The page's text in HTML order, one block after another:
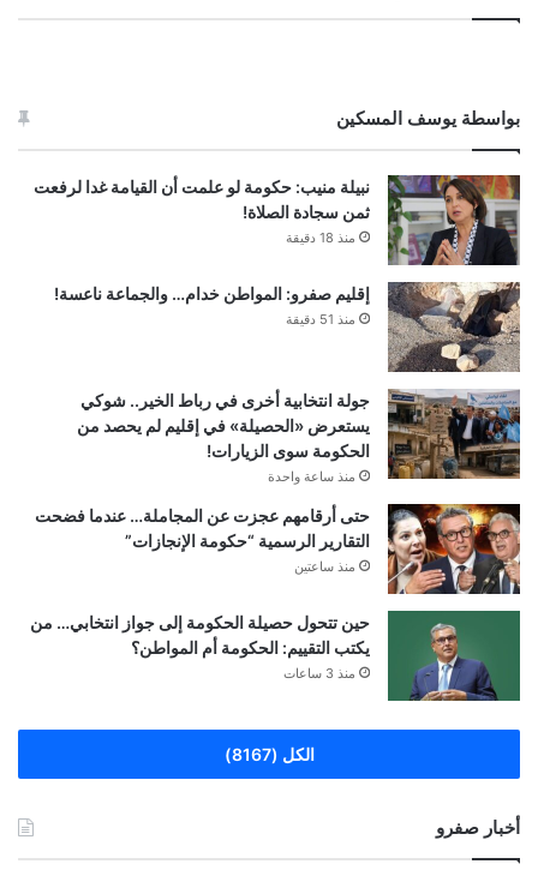
بواسطة يوسف المسكين
نبيلة منيب: حكومة لو علمت أن القيامة غدا لرفعت
ثمن سجادة الصلاة!
منذ 18 دقيقة
إقليم صفرو: المواطن خدام… والجماعة ناعسة!
منذ 51 دقيقة
جولة انتخابية أخرى في رباط الخير.. شوكي
يستعرض «الحصيلة» في إقليم لم يحصد من
الحكومة سوى الزيارات!
منذ ساعة واحدة
حتى أرقامهم عجزت عن المجاملة… عندما فضحت
التقارير الرسمية “حكومة الإنجازات”
منذ ساعتين
حين تتحول حصيلة الحكومة إلى جواز انتخابي… من
يكتب التقييم: الحكومة أم المواطن؟
منذ 3 ساعات
الكل (8167)
أخبار صفرو